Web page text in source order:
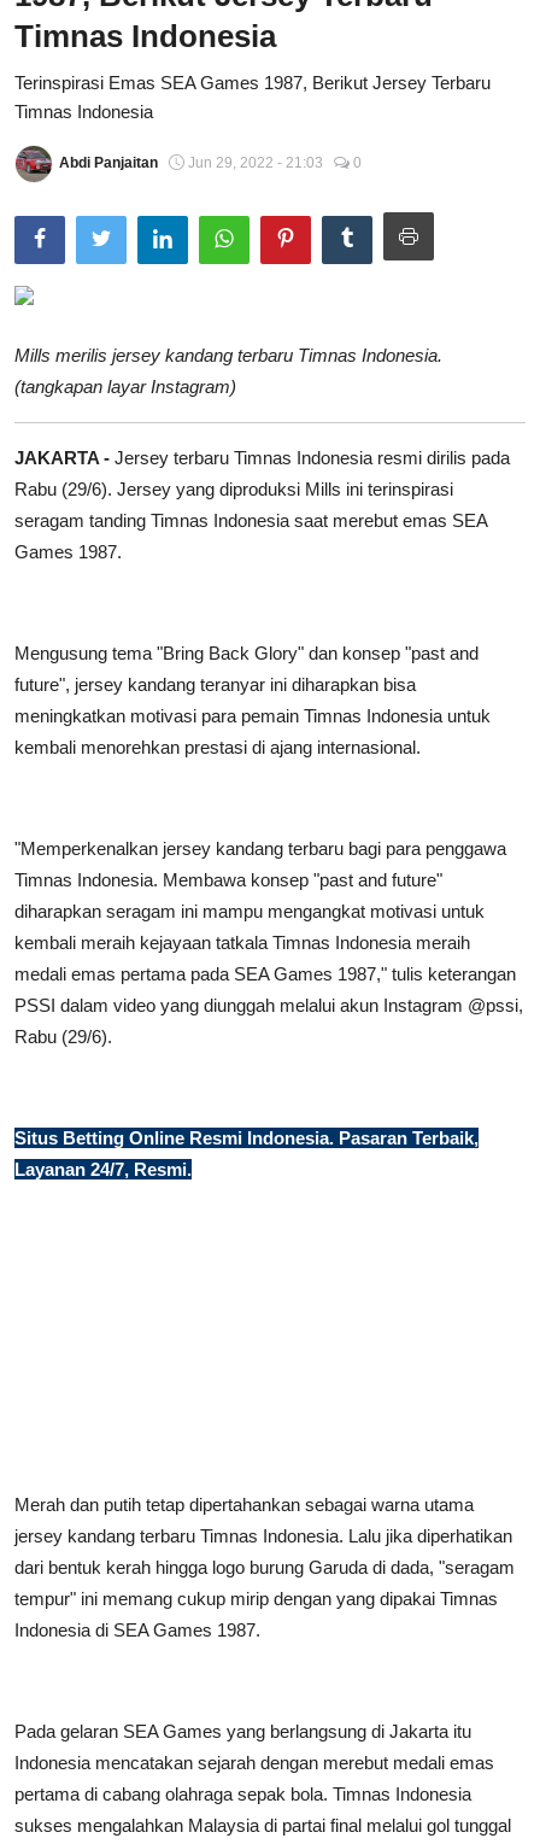
Total Sports
Contact
Pedoman Media Siber
Timnas Indonesia
Terinspirasi Emas SEA Games 1987, Berikut Jersey Terbaru
Timnas Indonesia
Abdi Panjaitan Jun 29, 2022 - 21:03 0
Mills merilis jersey kandang terbaru Timnas Indonesia.
(tangkapan layar Instagram)
JAKARTA - Jersey terbaru Timnas Indonesia resmi dirilis pada
Rabu (29/6). Jersey yang diproduksi Mills ini terinspirasi
seragam tanding Timnas Indonesia saat merebut emas SEA
Games 1987.
Mengusung tema "Bring Back Glory" dan konsep "past and
future", jersey kandang teranyar ini diharapkan bisa
meningkatkan motivasi para pemain Timnas Indonesia untuk
kembali menorehkan prestasi di ajang internasional.
"Memperkenalkan jersey kandang terbaru bagi para penggawa
Timnas Indonesia. Membawa konsep "past and future"
diharapkan seragam ini mampu mengangkat motivasi untuk
kembali meraih kejayaan tatkala Timnas Indonesia meraih
medali emas pertama pada SEA Games 1987," tulis keterangan
PSSI dalam video yang diunggah melalui akun Instagram @pssi,
Rabu (29/6).
Situs Betting Online Resmi Indonesia. Pasaran Terbaik,
Layanan 24/7, Resmi.
Merah dan putih tetap dipertahankan sebagai warna utama
jersey kandang terbaru Timnas Indonesia. Lalu jika diperhatikan
dari bentuk kerah hingga logo burung Garuda di dada, "seragam
tempur" ini memang cukup mirip dengan yang dipakai Timnas
Indonesia di SEA Games 1987.
Pada gelaran SEA Games yang berlangsung di Jakarta itu
Indonesia mencatakan sejarah dengan merebut medali emas
pertama di cabang olahraga sepak bola. Timnas Indonesia
sukses mengalahkan Malaysia di partai final melalui gol tunggal